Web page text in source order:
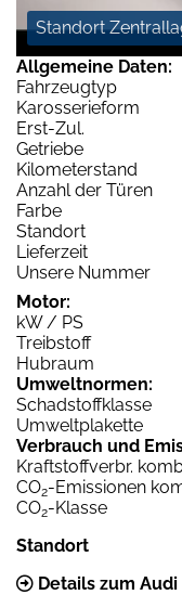
Standort
Allgemeine Daten:
Fahrzeugtyp
Karosserieform
Erst-Zul.
Getriebe
Kilometerstand
Anzahl der Türen
Farbe
Standort
Lieferzeit
Unsere Nummer
Motor:
kW / PS
Treibstoff
Hubraum
Umweltnormen:
Schadstoffklasse
Umweltplakette
Verbrauch und
Kraftstoffverbr.
CO2-Emissionen
CO2-Klasse
Standort
Details zum